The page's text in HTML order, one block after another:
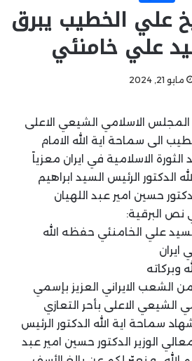
علي الخطيب يبرق
علي خامنئي
مايو 21, 2024
الاسلامي الشيعي الاعلى
الى سماحة اية الله الامام
الاسلامية في ايران معزياً
الدكتور الرئيس السيد ابراهيم
حسين امير عبد اللهيان
نص البرقية:
علي الخامنئي حفظه الله
ايران
وبركاته
الايراني العزيز بإسمي
الشيعي الاعلى بأحر التعازي
سماحة اية الله الدكتور الرئيس
الوزير الدكتور حسين امير عبد